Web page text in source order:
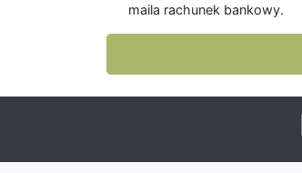
maila rachunek bankowy.